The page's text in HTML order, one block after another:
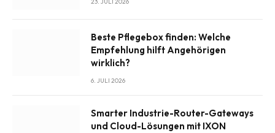
23. JULI 2026
Beste Pflegebox finden: Welche
Empfehlung hilft Angehörigen
wirklich?
6. JULI 2026
Smarter Industrie-Router-Gateways
und Cloud-Lösungen mit IXON